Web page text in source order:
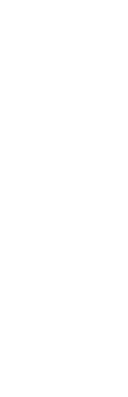
た実績があります
があります
せん
発送日数内に発送してい
います
います